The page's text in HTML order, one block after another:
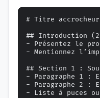
# Titre
## Introduction
- Présentez le
- Mentionnez
## Section 1 :
- Paragraphe 1 :
- Paragraphe 2 :
- Liste à puces